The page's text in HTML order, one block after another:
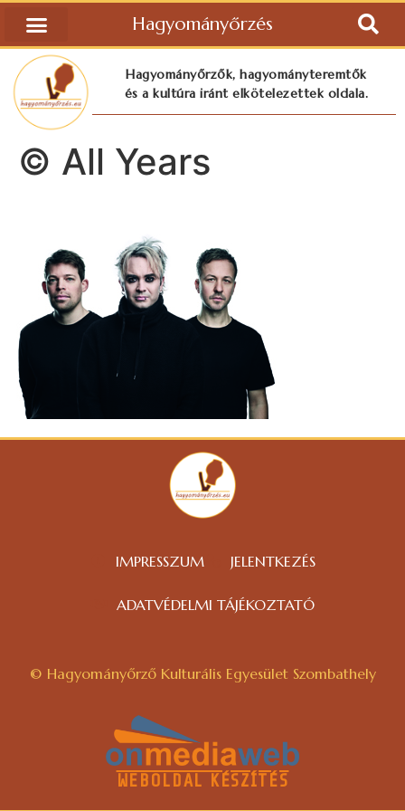
Hagyományőrzés
Hagyományőrzők, hagyományteremtők
és a kultúra iránt elkötelezettek oldala.
© All Years
IMPRESSZUM JELENTKEZÉS
ADATVÉDELMI TÁJÉKOZTATÓ
© Hagyományőrző Kulturális Egyesület Szombathely
WEBOLDAL KÉSZÍTÉS